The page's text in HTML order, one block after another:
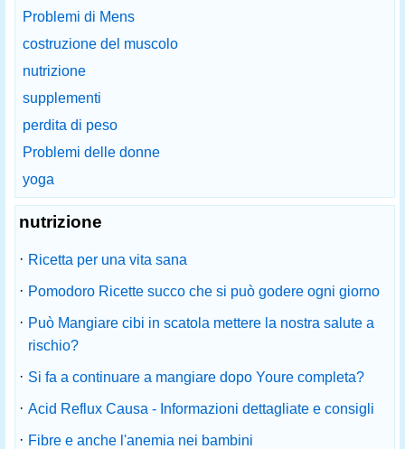
Problemi di Mens
costruzione del muscolo
nutrizione
supplementi
perdita di peso
Problemi delle donne
yoga
nutrizione
· Ricetta per una vita sana
· Pomodoro Ricette succo che si può godere ogni giorno
· Può Mangiare cibi in scatola mettere la nostra salute a
rischio?
· Si fa a continuare a mangiare dopo Youre completa?
· Acid Reflux Causa - Informazioni dettagliate e consigli
· Fibre e anche l'anemia nei bambini